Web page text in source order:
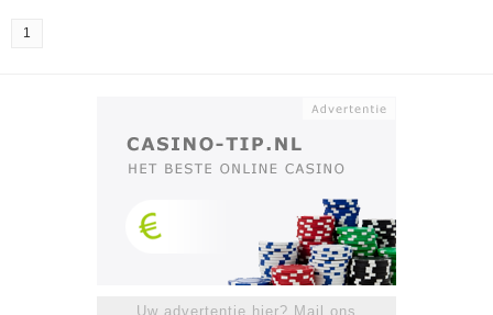
1
Uw advertentie hier? Mail ons